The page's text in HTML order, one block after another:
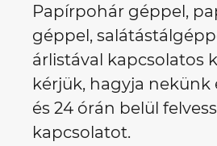
Papírpohár géppel,
géppel,
árlistával kapcsolatos
kérjük, hagyja nekünk
és 24 órán belül
kapcsolatot.